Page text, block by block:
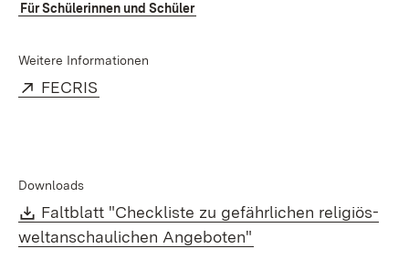
Für Schülerinnen und Schüler
Weitere Informationen
Extern:
FECRIS
Downloads
Download:
Faltblatt "Checkliste zu gefährlichen religiös-
weltanschaulichen Angeboten"